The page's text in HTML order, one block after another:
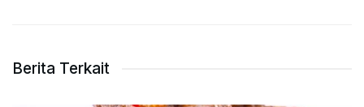
Berita Terkait